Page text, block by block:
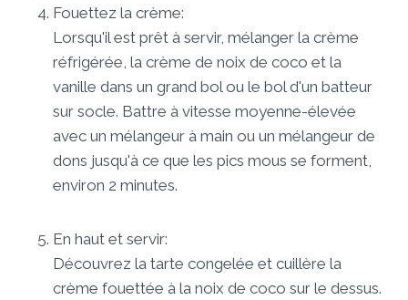
Fouettez la crème:
Lorsqu'il est prêt à servir, mélanger la crème
réfrigérée, la crème de noix de coco et la
vanille dans un grand bol ou le bol d'un batteur
sur socle. Battre à vitesse moyenne-élevée
avec un mélangeur à main ou un mélangeur de
dons jusqu'à ce que les pics mous se forment,
environ 2 minutes.
En haut et servir:
Découvrez la tarte congelée et cuillère la
crème fouettée à la noix de coco sur le dessus.